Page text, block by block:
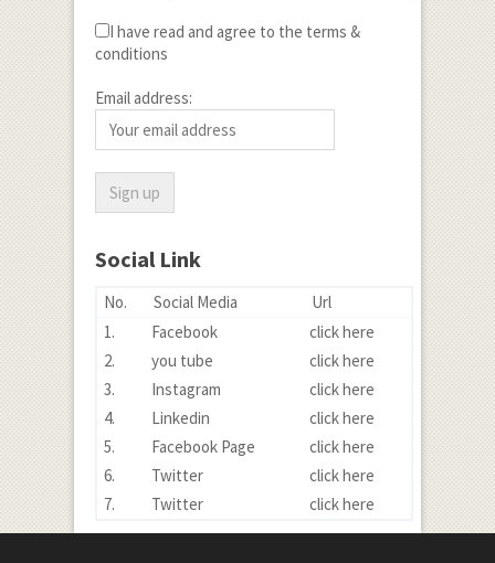
I have read and agree to the terms &
conditions
Email address:
Social Link
No. Social Media
Url
1.
Facebook
click here
2.
you tube
click here
3.
Instagram
click here
4.
Linkedin
click here
5.
Facebook Page
click here
6.
Twitter
click here
7.
Twitter click here